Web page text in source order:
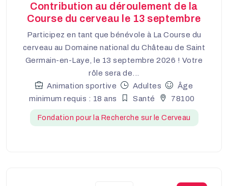
Contribution au déroulement de la
Course du cerveau le 13 septembre
Participez en tant que bénévole à La Course du
cerveau au Domaine national du Château de Saint
Germain-en-Laye, le 13 septembre 2026 ! Votre
rôle sera de...
Animation sportive
Adultes
Âge
minimum requis : 18 ans
Santé 78100
Fondation pour la Recherche sur le Cerveau